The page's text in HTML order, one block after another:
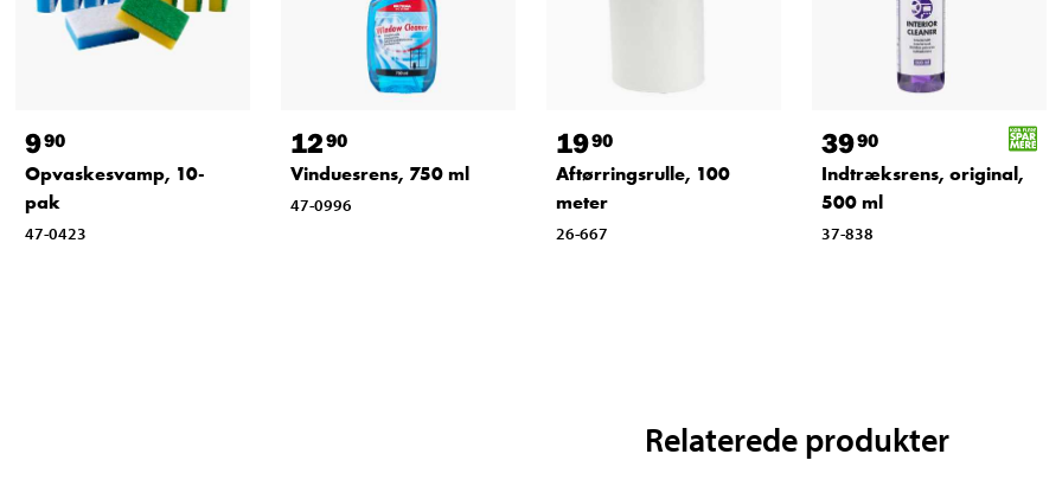
990
Opvaskesvamp, 10-
pak
47-0423
1290
Vinduesrens, 750 ml
47-0996
1990
Aftørringsrulle, 100
meter
26-667
3990
Indtræksrens, original,
500 ml
37-838
Relaterede produkter